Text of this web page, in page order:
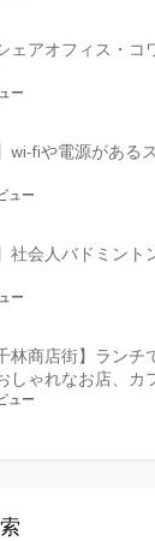
ェアオフィス・コ
ー
wi-fiや電源がある
ュー
社会人バドミン
ー
林商店街】ラン
しゃれなお店、カ
ュー